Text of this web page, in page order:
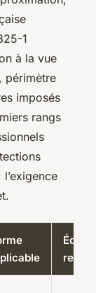
1
à la vue
périmètre
imposés
rangs
requis